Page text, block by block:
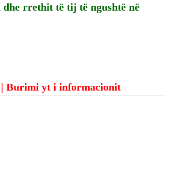
rrethit të tij të ngushtë në
| Burimi yt i informacionit